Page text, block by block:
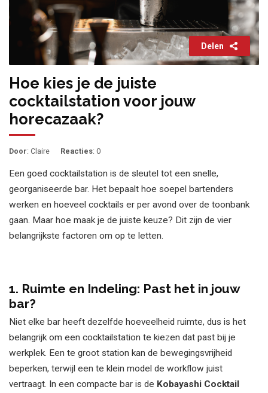
Delen
Hoe kies je de juiste
cocktailstation voor jouw
horecazaak?
Door: Claire Reacties: 0
Een goed cocktailstation is de sleutel tot een snelle,
georganiseerde bar. Het bepaalt hoe soepel bartenders
werken en hoeveel cocktails er per avond over de toonbank
gaan. Maar hoe maak je de juiste keuze? Dit zijn de vier
belangrijkste factoren om op te letten.
1. Ruimte en Indeling: Past het in jouw
bar?
Niet elke bar heeft dezelfde hoeveelheid ruimte, dus is het
belangrijk om een cocktailstation te kiezen dat past bij je
werkplek. Een te groot station kan de bewegingsvrijheid
beperken, terwijl een te klein model de workflow juist
vertraagt. In een compacte bar is de Kobayashi Cocktail